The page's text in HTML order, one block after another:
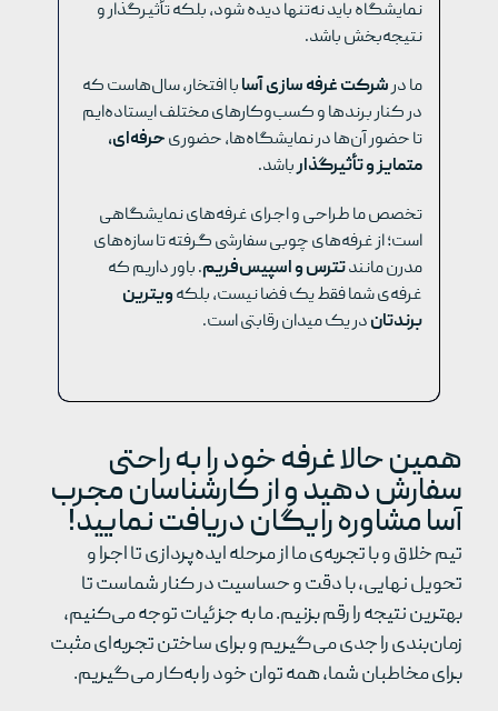
نمایشگاه باید نه‌تنها دیده شود، بلکه تأثیرگذار و
نتیجه‌بخش باشد.
ما درشرکت غرفه سازی آسابا افتخار، سال‌هاست که
در کنار برندها و کسب‌وکارهای مختلف ایستاده‌ایم
تا حضور آن‌ها در نمایشگاه‌ها، حضوریحرفه‌ای،
متمایز و تأثیرگذارباشد.
تخصص ما طراحی و اجرای غرفه‌های نمایشگاهی
است؛ از غرفه‌های چوبی سفارشی گرفته تا سازه‌های
مدرن مانندتترس و اسپیس‌فریم. باور داریم که
غرفه‌ی شما فقط یک فضا نیست، بلکهویترین
برندتاندر یک میدان رقابتی است.
همین حالا غرفه خود را به راحتی
سفارش دهید و از کارشناسان مجرب
آسا مشاوره رایگان دریافت نمایید!
تیم خلاق و با تجربه‌ی ما از مرحله ایده‌پردازی تا اجرا و
تحویل نهایی، با دقت و حساسیت در کنار شماست تا
بهترین نتیجه را رقم بزنیم. ما به جزئیات توجه می‌کنیم،
زمان‌بندی را جدی می‌گیریم و برای ساختن تجربه‌ای مثبت
برای مخاطبان شما، همه توان خود را به‌کار می‌گیریم.